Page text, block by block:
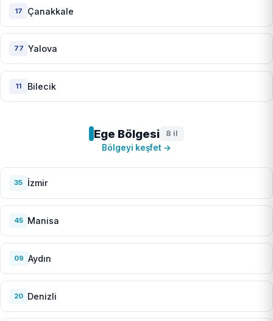
17 Çanakkale
77 Yalova
11 Bilecik
Ege Bölgesi 8 il
Bölgeyi keşfet →
35 İzmir
45 Manisa
09 Aydın
20 Denizli